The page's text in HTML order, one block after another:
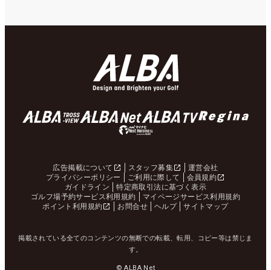
広告掲載について スタッフ募集
運営会社
プライバシーポリシー
ご利用に際して
会員規約
ガイドライン
特定商取引法に基づく表示
ゴルフ場予約サービス利用規約
マイページサービス利用規約
ポイント利用規約
お問合せ ヘルプ サイトマップ
掲載されている全てのコンテンツの無断での転載、転用、コピー等は禁じま
す。
© ALBA Net